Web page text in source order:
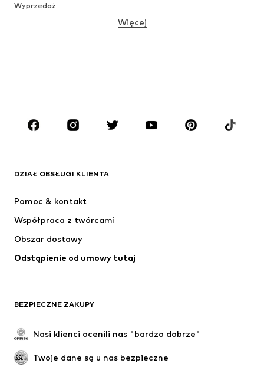
Wyprzedaż
MARKI
Next
ADIDAS PERFORMANCE
Więcej
DZIAŁ OBSŁUGI KLIENTA
Pomoc & kontakt
Współpraca z twórcami
Obszar dostawy
Odstąpienie od umowy tutaj
BEZPIECZNE ZAKUPY
Nasi klienci ocenili nas "bardzo dobrze"
Twoje dane są u nas bezpieczne